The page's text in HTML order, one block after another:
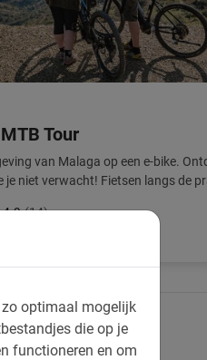
optimaal mogelijk
die op je
functioneren en om
Tour
van Malaga op een e-bike.
je niet verwacht! Fietsen langs de
4.9 (14)